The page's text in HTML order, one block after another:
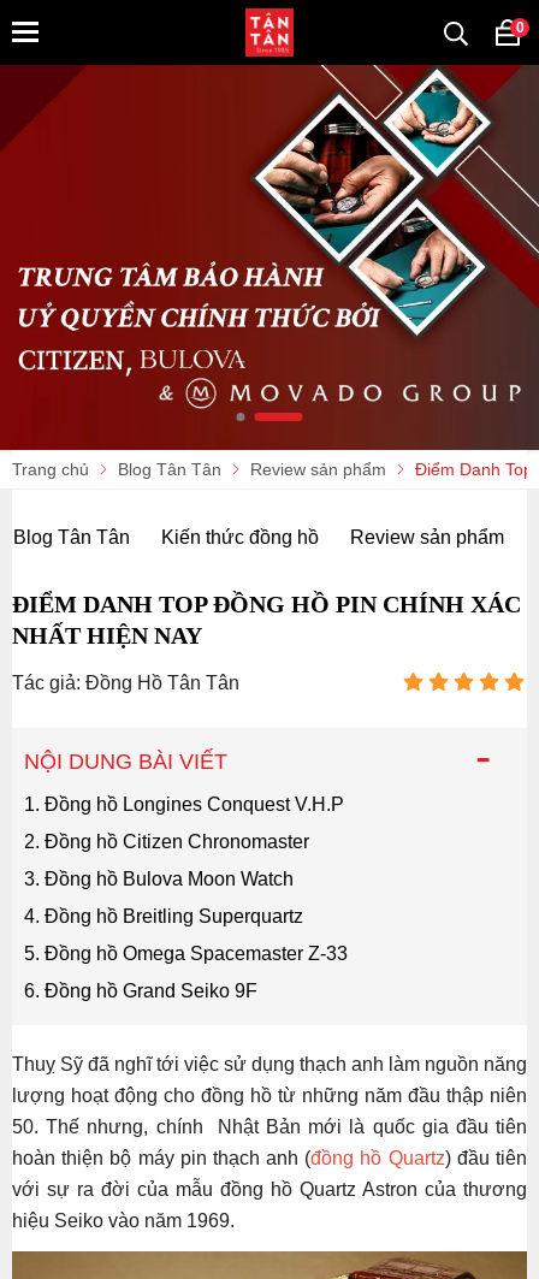
0
Trang chủ Blog Tân Tân Review sản phẩm Điểm Danh Top
Blog Tân Tân Kiến thức đồng hồ Review sản phẩm
ĐIỂM DANH TOP ĐỒNG HỒ PIN CHÍNH XÁC
NHẤT HIỆN NAY
Tác giả: Đồng Hồ Tân Tân
-
NỘI DUNG BÀI VIẾT
1. Đồng hồ Longines Conquest V.H.P
2. Đồng hồ Citizen Chronomaster
3. Đồng hồ Bulova Moon Watch
4. Đồng hồ Breitling Superquartz
5. Đồng hồ Omega Spacemaster Z-33
6. Đồng hồ Grand Seiko 9F
Thuỵ Sỹ đã nghĩ tới việc sử dụng thạch anh làm nguồn năng
lượng hoạt động cho đồng hồ từ những năm đầu thập niên
50. Thế nhưng, chính Nhật Bản mới là quốc gia đầu tiên
hoàn thiện bộ máy pin thạch anh (đồng hồ Quartz) đầu tiên
với sự ra đời của mẫu đồng hồ Quartz Astron của thương
hiệu Seiko vào năm 1969.